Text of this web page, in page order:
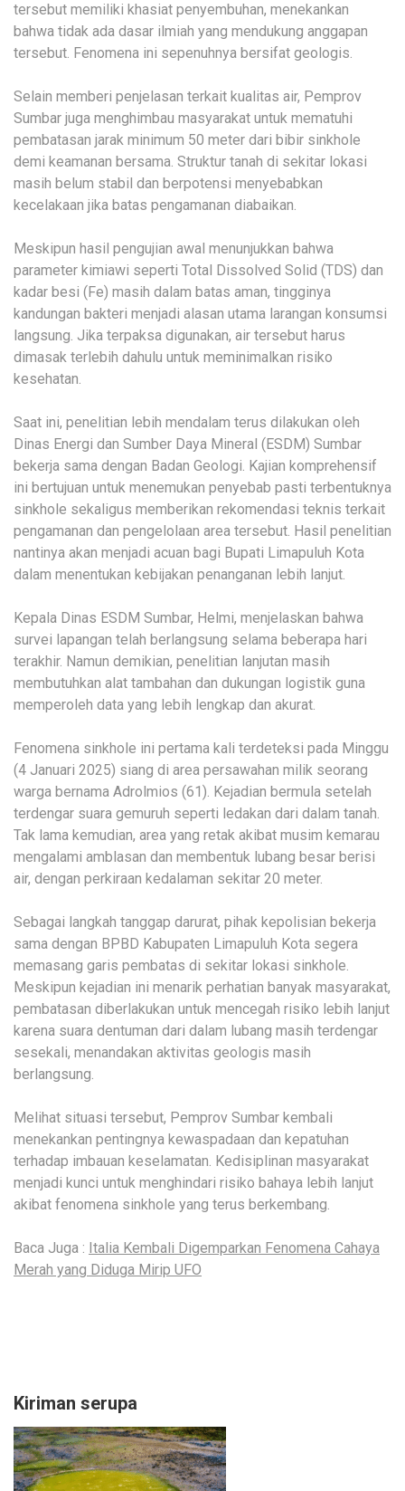
tersebut memiliki khasiat penyembuhan, menekankan
bahwa tidak ada dasar ilmiah yang mendukung anggapan
tersebut. Fenomena ini sepenuhnya bersifat geologis.
Selain memberi penjelasan terkait kualitas air, Pemprov
Sumbar juga menghimbau masyarakat untuk mematuhi
pembatasan jarak minimum 50 meter dari bibir sinkhole
demi keamanan bersama. Struktur tanah di sekitar lokasi
masih belum stabil dan berpotensi menyebabkan
kecelakaan jika batas pengamanan diabaikan.
Meskipun hasil pengujian awal menunjukkan bahwa
parameter kimiawi seperti Total Dissolved Solid (TDS) dan
kadar besi (Fe) masih dalam batas aman, tingginya
kandungan bakteri menjadi alasan utama larangan konsumsi
langsung. Jika terpaksa digunakan, air tersebut harus
dimasak terlebih dahulu untuk meminimalkan risiko
kesehatan.
Saat ini, penelitian lebih mendalam terus dilakukan oleh
Dinas Energi dan Sumber Daya Mineral (ESDM) Sumbar
bekerja sama dengan Badan Geologi. Kajian komprehensif
ini bertujuan untuk menemukan penyebab pasti terbentuknya
sinkhole sekaligus memberikan rekomendasi teknis terkait
pengamanan dan pengelolaan area tersebut. Hasil penelitian
nantinya akan menjadi acuan bagi Bupati Limapuluh Kota
dalam menentukan kebijakan penanganan lebih lanjut.
Kepala Dinas ESDM Sumbar, Helmi, menjelaskan bahwa
survei lapangan telah berlangsung selama beberapa hari
terakhir. Namun demikian, penelitian lanjutan masih
membutuhkan alat tambahan dan dukungan logistik guna
memperoleh data yang lebih lengkap dan akurat.
Fenomena sinkhole ini pertama kali terdeteksi pada Minggu
(4 Januari 2025) siang di area persawahan milik seorang
warga bernama Adrolmios (61). Kejadian bermula setelah
terdengar suara gemuruh seperti ledakan dari dalam tanah.
Tak lama kemudian, area yang retak akibat musim kemarau
mengalami amblasan dan membentuk lubang besar berisi
air, dengan perkiraan kedalaman sekitar 20 meter.
Sebagai langkah tanggap darurat, pihak kepolisian bekerja
sama dengan BPBD Kabupaten Limapuluh Kota segera
memasang garis pembatas di sekitar lokasi sinkhole.
Meskipun kejadian ini menarik perhatian banyak masyarakat,
pembatasan diberlakukan untuk mencegah risiko lebih lanjut
karena suara dentuman dari dalam lubang masih terdengar
sesekali, menandakan aktivitas geologis masih
berlangsung.
Melihat situasi tersebut, Pemprov Sumbar kembali
menekankan pentingnya kewaspadaan dan kepatuhan
terhadap imbauan keselamatan. Kedisiplinan masyarakat
menjadi kunci untuk menghindari risiko bahaya lebih lanjut
akibat fenomena sinkhole yang terus berkembang.
Baca Juga : Italia Kembali Digemparkan Fenomena Cahaya
Merah yang Diduga Mirip UFO
Kiriman serupa